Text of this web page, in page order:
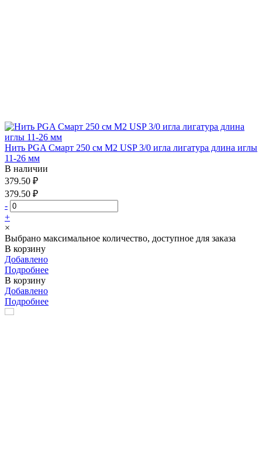
Нить PGA Смарт 250 см М2 USP 3/0 игла лигатура длина иглы
11-26 мм
В наличии
379.50 ₽
379.50 ₽
-
+
×
Выбрано максимальное количество, доступное для заказа
В корзину
Добавлено
Подробнее
В корзину
Добавлено
Подробнее